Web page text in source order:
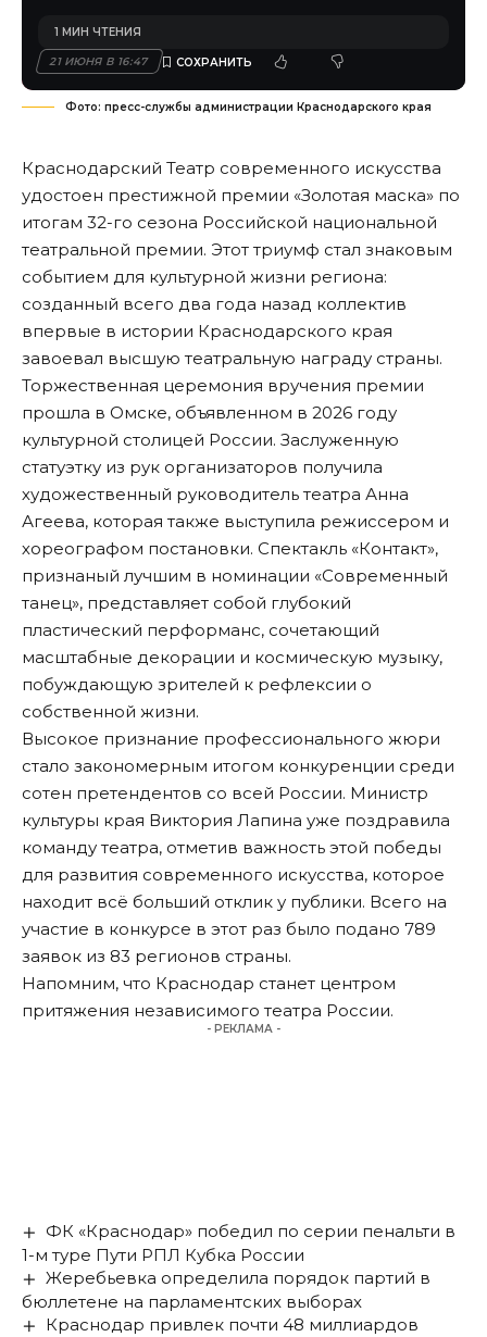
21 ИЮНЯ В 16:47
1 МИН ЧТЕНИЯ
Фото: пресс-службы администрации Краснодарского края
Краснодарский Театр современного искусства
удостоен престижной премии «Золотая маска» по
итогам 32-го сезона Российской национальной
театральной премии. Этот триумф стал знаковым
событием для культурной жизни региона:
созданный всего два года назад коллектив
впервые в истории Краснодарского края
завоевал высшую театральную награду страны.
Торжественная церемония вручения премии
прошла в Омске, объявленном в 2026 году
культурной столицей России. Заслуженную
статуэтку из рук организаторов получила
художественный руководитель театра Анна
Агеева, которая также выступила режиссером и
хореографом постановки. Спектакль «Контакт»,
признаный лучшим в номинации «Современный
танец», представляет собой глубокий
пластический перформанс, сочетающий
масштабные декорации и космическую музыку,
побуждающую зрителей к рефлексии о
собственной жизни.
Высокое признание профессионального жюри
стало закономерным итогом конкуренции среди
сотен претендентов со всей России. Министр
культуры края Виктория Лапина уже поздравила
команду театра, отметив важность этой победы
для развития современного искусства, которое
находит всё больший отклик у публики. Всего на
участие в конкурсе в этот раз было подано 789
заявок из 83 регионов страны.
Напомним, что Краснодар станет центром
притяжения независимого театра России.
- РЕКЛАМА -
ФК «Краснодар» победил по серии пенальти в
1-м туре Пути РПЛ Кубка России
Жеребьевка определила порядок партий в
бюллетене на парламентских выборах
Краснодар привлек почти 48 миллиардов